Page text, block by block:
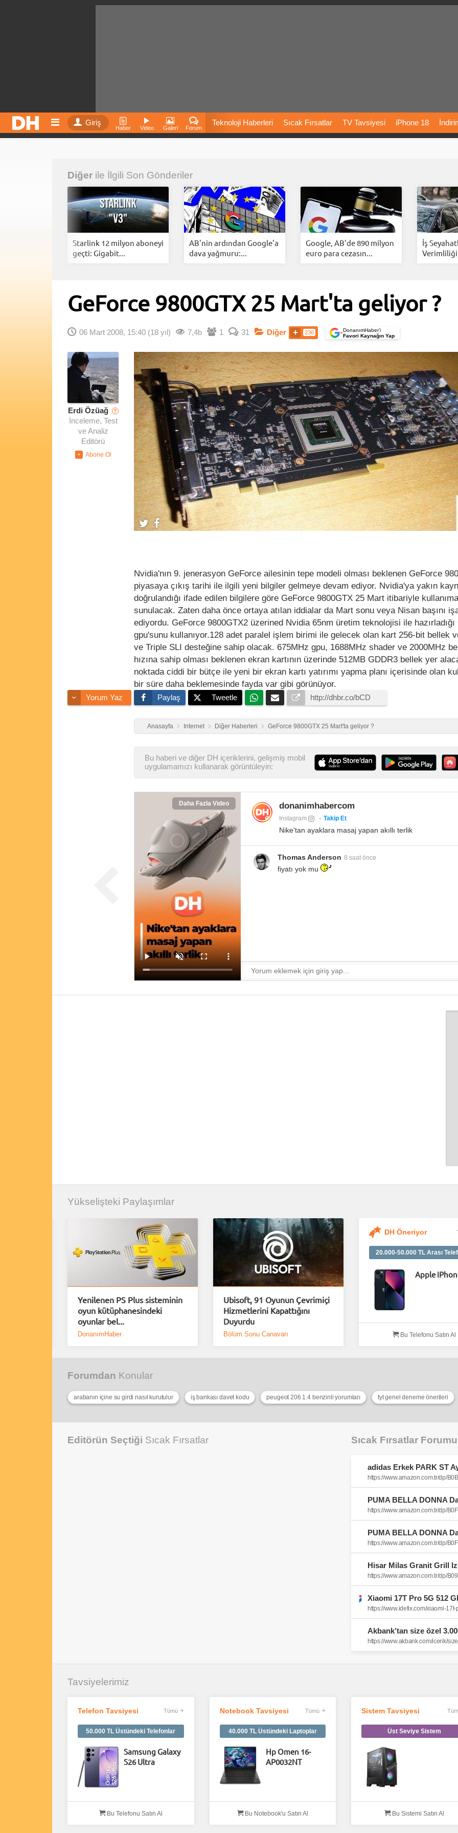
Giriş
Haber Video Galeri Forum
Teknoloji Haberleri Sıcak Fırsatlar TV Tavsiyesi iPhone 18
İnstagram Dondurma İnstagram Mü
Diğer ile İlgili Son Gönderiler
Starlink 12 milyon aboneyi
geçti: Gigabit...
AB'nin ardından Google'a
dava yağmuru:...
Google, AB'de 890 milyon
euro para cezasın...
İş
GeForce 9800GTX 25 Mart'ta geliyor ?
06 Mart 2008, 15:40 (18 yıl) 7,4b 1 31 Diğer 236 +DonanımHaber’i
Favori Kaynağın Yap
Erdi Özüağ ?
İnceleme, Test
ve Analiz
Editörü
Nvidia'nın 9. jenerasyon GeForce ailesinin tepe modeli olması beklenen GeForce
piyasaya çıkış tarihi ile ilgili yeni bilgiler gelmeye devam ediyor. Nvidia'ya yakın
doğrulandığı ifade edilen bilgilere göre GeForce 9800GTX 25 Mart itibariyle kullanıma
sunulacak. Zaten daha önce ortaya atılan iddialar da Mart sonu veya Nisan başını
ediyordu. GeForce 9800GTX2 üzerined Nvidia 65nm üretim teknolojisi ile hazırladığı
gpu'sunu kullanıyor.128 adet paralel işlem birimi ile gelecek olan kart 256-bit bellek
ve Triple SLI desteğine sahip olacak. 675MHz gpu, 1688MHz shader ve 2000MHz
hızına sahip olması beklenen ekran kartının üzerinde 512MB GDDR3 bellek yer
noktada ciddi bir bütçe ile yeni bir ekran kartı yatırımı yapma planı içerisinde olan
bir süre daha beklemesinde fayda var gibi görünüyor.
Yorum Yaz Paylaş Tweetle
Anasayfa Internet Diğer Haberleri GeForce 9800GTX 25 Mart'ta geliyor ?
Bu haberi ve diğer DH içeriklerini, gelişmiş mobil
uygulamamızı kullanarak görüntüleyin:
Daha Fazla Video donanimhabercom
Instagram Takip Et
Nike'tan ayaklara masaj yapan akıllı terlik
Thomas Anderson 8 saat önce
fiyatı yok mu
Yükselişteki Paylaşımlar
Yenilenen PS Plus sisteminin
oyun kütüphanesindeki
oyunlar bel...
DonanımHaber
Ubisoft, 91 Oyunun Çevrimiçi
Hizmetlerini Kapattığını
Duyurdu
Bölüm Sonu Canavarı
DH Öneriyor
20.000-50.000 TL Arası
Apple
Bu Telefonu Satın Al
Forumdan Konular
arabanın içine su girdi nasıl kurutulur iş bankası davet kodu peugeot 206 1.4 benzinli yorumları tyt genel deneme önerileri
Editörün Seçtiği Sıcak Fırsatlar Sıcak Fırsatlar
https://www.amazon.com.tr/dp/
https://www.amazon.com.tr/dp/
https://www.amazon.com.tr/dp/
Hisar Milas Granit Grill
https://www.amazon.com.tr/dp/
Akbank’tan size özel
https://www.akbank.com/icerik/
Tavsiyelerimiz
Telefon Tavsiyesi Tümü
50.000 TL Üstündeki Telefonlar
Samsung Galaxy
S26 Ultra
Bu Telefonu Satın Al
Notebook Tavsiyesi Tümü
40.000 TL Üstündeki Laptoplar
Hp Omen 16-
AP0032NT
Bu Notebook'u Satın Al
Sistem Tavsiyesi
Üst Seviye Sistem
Bu Sistemi Satın Al